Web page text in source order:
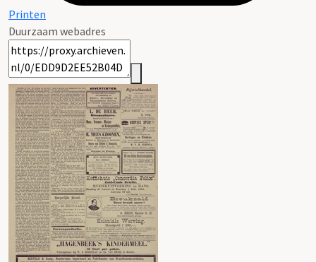
Printen
Duurzaam webadres